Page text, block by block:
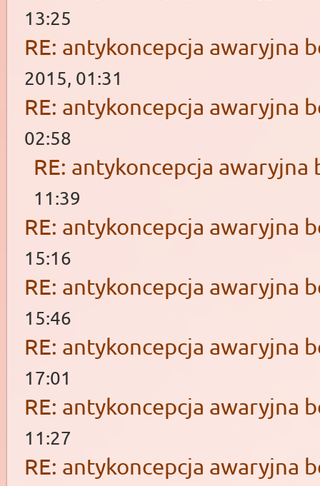
13:25
RE: antykoncepcja awaryjna
2015, 01:31
RE: antykoncepcja awaryjna
02:58
RE: antykoncepcja awaryjna
11:39
RE: antykoncepcja awaryjna
15:16
RE: antykoncepcja awaryjna
15:46
RE: antykoncepcja awaryjna
17:01
RE: antykoncepcja awaryjna
11:27
RE: antykoncepcja awaryjna